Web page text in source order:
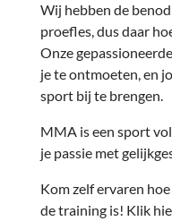
Wij hebben de
proefles, dus daar
Onze
je te ontmoeten, en
sport bij te brengen.
MMA is een sport
je passie met
Kom zelf ervaren
de training is! Klik